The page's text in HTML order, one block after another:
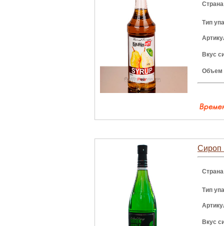
Тип
Вкус
Объем
Сироп
Тип
Вкус